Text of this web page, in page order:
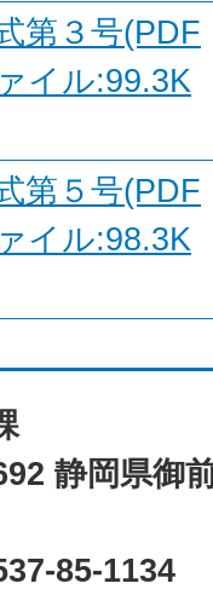
第３号(PDF
イル:99.3K
第５号(PDF
イル:98.3K
静岡県御
85-1134